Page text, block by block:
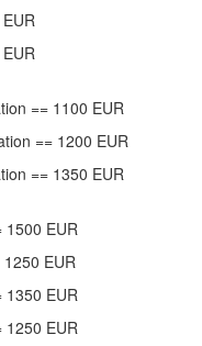
== 1100 EUR
== 1200 EUR
== 1350 EUR
1500 EUR
EUR
1350 EUR
1250 EUR